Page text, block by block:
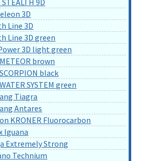
3D
Line 3D
Line 3D green
3D light green
brown
black
SYSTEM green
Tiagra
Antares
KRONER Fluorocarbon
Iguana
Extremely Strong
Technium